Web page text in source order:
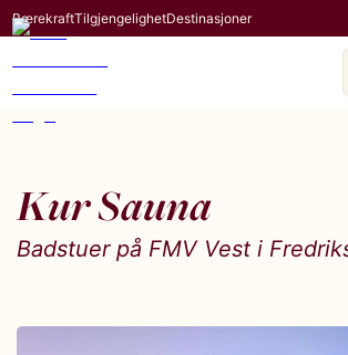
BærekraftTilgjengelighetDestinasjoner
Kur Sauna
Badstuer på FMV Vest i